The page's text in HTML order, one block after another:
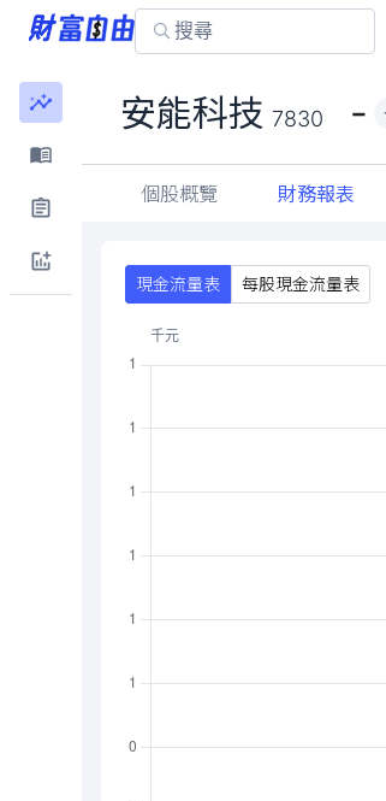
安能科技 7830 -
個股概覽 財務報表
現金流量表 每股現金流量表